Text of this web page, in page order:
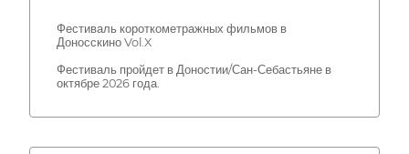
Фестиваль короткометражных фильмов в
Доносскино Vol.X
Фестиваль пройдет в Доностии/Сан-Себастьяне в
октябре 2026 года.